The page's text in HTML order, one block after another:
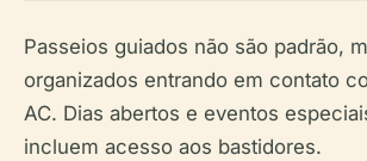
Passeios guiados não são padrão,
organizados entrando em contato
AC. Dias abertos e eventos
incluem acesso aos bastidores.